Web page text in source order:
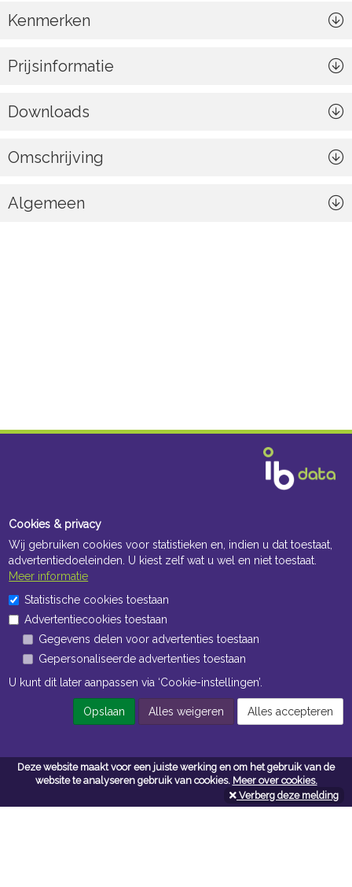
Deze website maakt voor een juiste werking en om het gebruik van de
website te analyseren gebruik van cookies. Meer over cookies.
Verberg deze melding
Kenmerken
Prijsinformatie
Downloads
Omschrijving
Algemeen
Openingstijden Kantoor
ma t/m vr 8:30 uur tot 17:00 uur
Openingstijden Magazijn
ma t/m vr 7:00 uur tot 16:30 uur
Navigatie
Cookies & privacy
Wij gebruiken cookies voor statistieken en, indien u dat toestaat,
advertentiedoeleinden. U kiest zelf wat u wel en niet toestaat.
Meer informatie
Statistische cookies toestaan
Advertentiecookies toestaan
Gegevens delen voor advertenties toestaan
Gepersonaliseerde advertenties toestaan
U kunt dit later aanpassen via ‘Cookie-instellingen’.
Opslaan Alles weigeren Alles accepteren